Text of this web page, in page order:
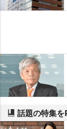
話題の特集を